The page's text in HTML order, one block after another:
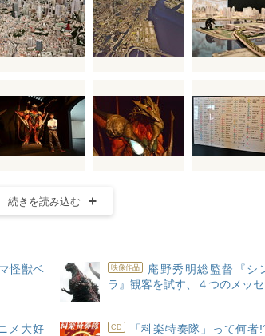
続きを読み込む
怪獣ベ 映像作品
庵野秀明総監督『シ
ラ』観客を試す、４つのメッ
メ大好
CD
「科楽特奏隊」って何者